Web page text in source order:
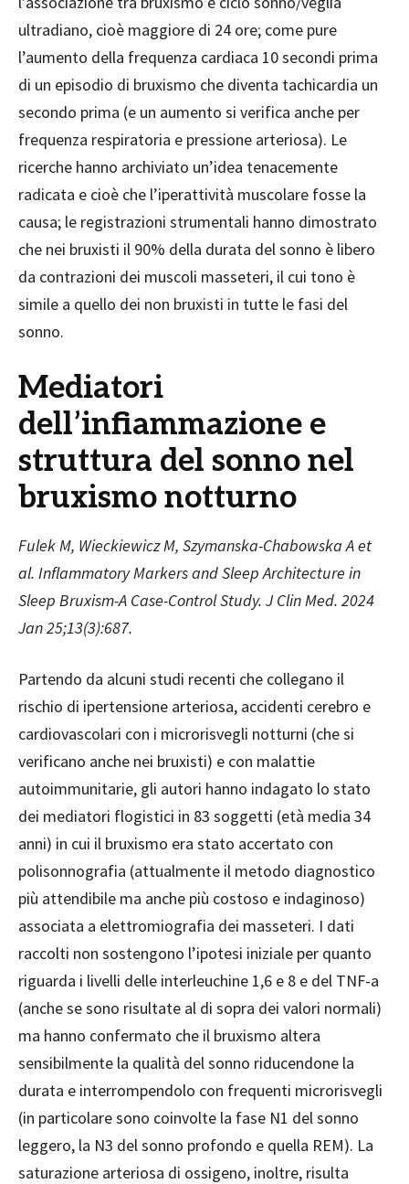
ultradiano, cioè maggiore di 24 ore; come pure
l’aumento della frequenza cardiaca 10 secondi prima
di un episodio di bruxismo che diventa tachicardia un
secondo prima (e un aumento si verifica anche per
frequenza respiratoria e pressione arteriosa). Le
ricerche hanno archiviato un’idea tenacemente
radicata e cioè che l’iperattività muscolare fosse la
causa; le registrazioni strumentali hanno dimostrato
che nei bruxisti il 90% della durata del sonno è libero
da contrazioni dei muscoli masseteri, il cui tono è
simile a quello dei non bruxisti in tutte le fasi del
sonno.
Mediatori
dell’infiammazione e
struttura del sonno nel
bruxismo notturno
Fulek M, Wieckiewicz M, Szymanska-Chabowska A et
al. Inflammatory Markers and Sleep Architecture in
Sleep Bruxism-A Case-Control Study. J Clin Med. 2024
Jan 25;13(3):687.
Partendo da alcuni studi recenti che collegano il
rischio di ipertensione arteriosa, accidenti cerebro e
cardiovascolari con i microrisvegli notturni (che si
verificano anche nei bruxisti) e con malattie
autoimmunitarie, gli autori hanno indagato lo stato
dei mediatori flogistici in 83 soggetti (età media 34
anni) in cui il bruxismo era stato accertato con
polisonnografia (attualmente il metodo diagnostico
più attendibile ma anche più costoso e indaginoso)
associata a elettromiografia dei masseteri. I dati
raccolti non sostengono l’ipotesi iniziale per quanto
riguarda i livelli delle interleuchine 1,6 e 8 e del TNF-a
(anche se sono risultate al di sopra dei valori normali)
ma hanno confermato che il bruxismo altera
sensibilmente la qualità del sonno riducendone la
durata e interrompendolo con frequenti microrisvegli
(in particolare sono coinvolte la fase N1 del sonno
leggero, la N3 del sonno profondo e quella REM). La
saturazione arteriosa di ossigeno, inoltre, risulta